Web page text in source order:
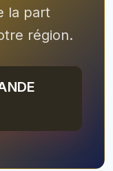
la part
région.